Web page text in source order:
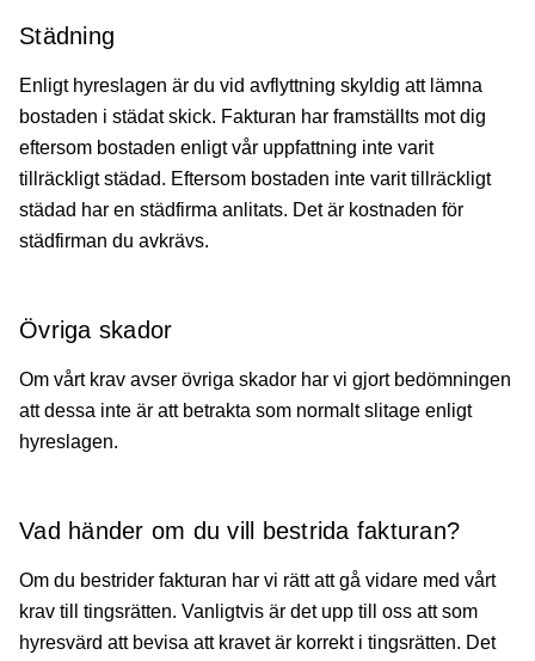
Städning
Enligt hyreslagen är du vid avflyttning skyldig att lämna
bostaden i städat skick. Fakturan har framställts mot dig
eftersom bostaden enligt vår uppfattning inte varit
tillräckligt städad. Eftersom bostaden inte varit tillräckligt
städad har en städfirma anlitats. Det är kostnaden för
städfirman du avkrävs.
Övriga skador
Om vårt krav avser övriga skador har vi gjort bedömningen
att dessa inte är att betrakta som normalt slitage enligt
hyreslagen.
Vad händer om du vill bestrida fakturan?
Om du bestrider fakturan har vi rätt att gå vidare med vårt
krav till tingsrätten. Vanligtvis är det upp till oss att som
hyresvärd att bevisa att kravet är korrekt i tingsrätten. Det